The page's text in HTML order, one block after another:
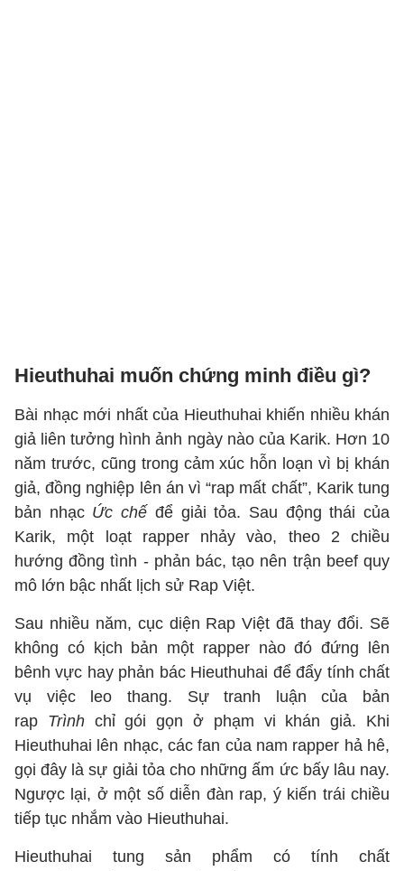
Hieuthuhai muốn chứng minh điều gì?
Bài nhạc mới nhất của Hieuthuhai khiến nhiều khán
giả liên tưởng hình ảnh ngày nào của Karik. Hơn 10
năm trước, cũng trong cảm xúc hỗn loạn vì bị khán
giả, đồng nghiệp lên án vì “rap mất chất”, Karik tung
bản nhạc Ức chế để giải tỏa. Sau động thái của
Karik, một loạt rapper nhảy vào, theo 2 chiều
hướng đồng tình - phản bác, tạo nên trận beef quy
mô lớn bậc nhất lịch sử Rap Việt.
Sau nhiều năm, cục diện Rap Việt đã thay đổi. Sẽ
không có kịch bản một rapper nào đó đứng lên
bênh vực hay phản bác Hieuthuhai để đẩy tính chất
vụ việc leo thang. Sự tranh luận của bản
rap Trìnhchỉ gói gọn ở phạm vi khán giả. Khi
Hieuthuhai lên nhạc, các fan của nam rapper hả hê,
gọi đây là sự giải tỏa cho những ấm ức bấy lâu nay.
Ngược lại, ở một số diễn đàn rap, ý kiến trái chiều
tiếp tục nhắm vào Hieuthuhai.
Hieuthuhai tung sản phẩm có tính chất